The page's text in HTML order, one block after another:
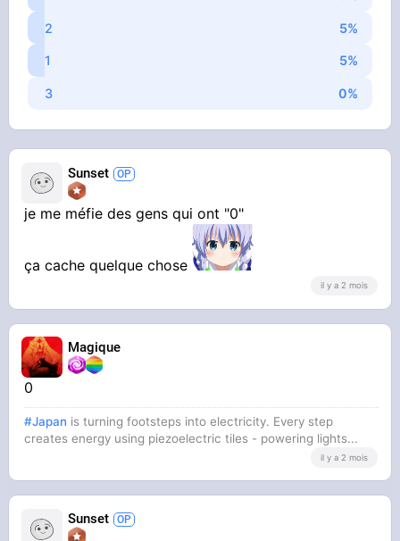
2
1
3
Sunset
je me méfie des gens qui ont "0"
ça cache quelque chose
il y a 2 mois
Magique
0
#Japan is turning footsteps into electricity. Every step
creates energy using piezoelectric tiles - powering lights...
il y a 2 mois
Sunset